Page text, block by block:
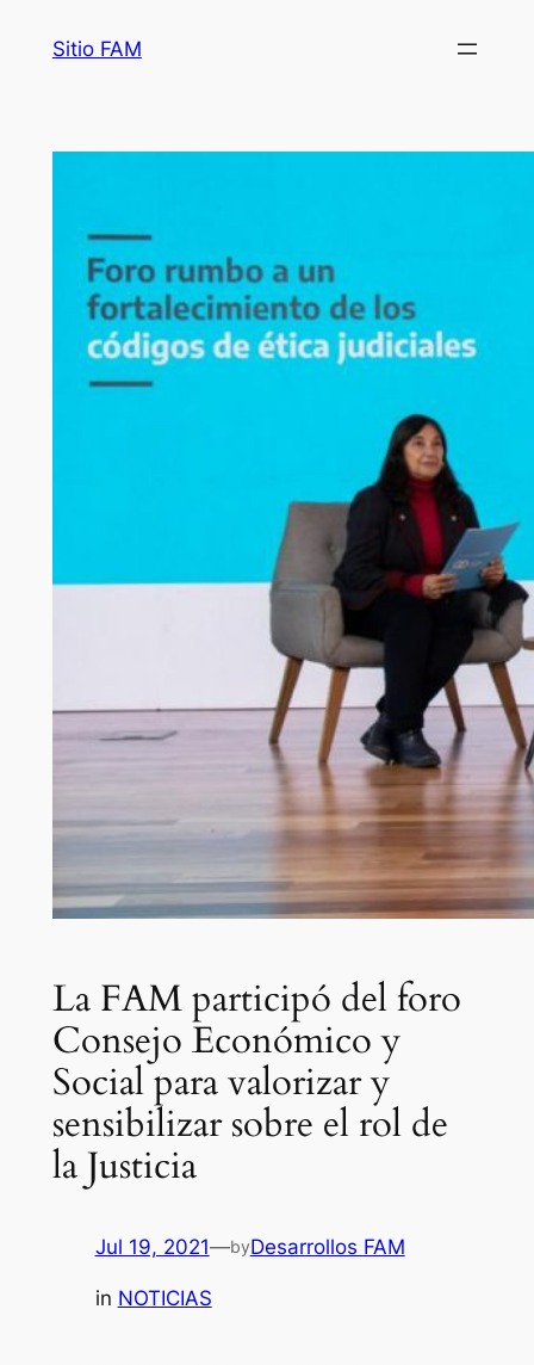
Sitio FAM
La FAM participó del foro
Consejo Económico y
Social para valorizar y
sensibilizar sobre el rol de
la Justicia
Jul 19, 2021—byDesarrollos FAM
in NOTICIAS